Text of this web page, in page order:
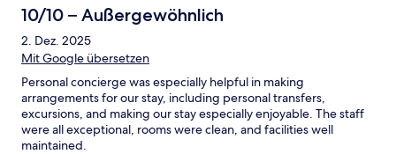
10/10 – Außergewöhnlich
2. Dez. 2025
Mit Google übersetzen
Personal concierge was especially helpful in making
arrangements for our stay, including personal transfers,
excursions, and making our stay especially enjoyable. The staff
were all exceptional, rooms were clean, and facilities well
maintained.